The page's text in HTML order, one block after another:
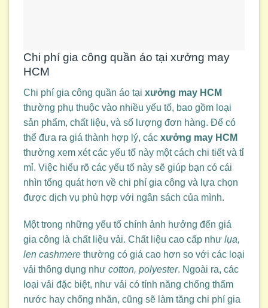
Chi phí gia công quần áo tại xưởng may
HCM
Chi phí gia công quần áo tại xưởng may HCM
thường phụ thuộc vào nhiều yếu tố, bao gồm loại
sản phẩm, chất liệu, và số lượng đơn hàng. Để có
thể đưa ra giá thành hợp lý, các xưởng may HCM
thường xem xét các yếu tố này một cách chi tiết và tỉ
mỉ. Việc hiểu rõ các yếu tố này sẽ giúp bạn có cái
nhìn tổng quát hơn về chi phí gia công và lựa chọn
được dịch vụ phù hợp với ngân sách của mình.
Một trong những yếu tố chính ảnh hưởng đến giá
gia công là chất liệu vải. Chất liệu cao cấp như lụa,
len cashmere thường có giá cao hơn so với các loại
vải thông dụng như cotton, polyester. Ngoài ra, các
loại vải đặc biệt, như vải có tính năng chống thấm
nước hay chống nhăn, cũng sẽ làm tăng chi phí gia